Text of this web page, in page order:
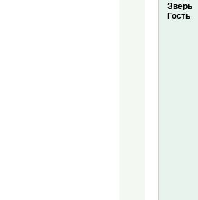
Зверь
Гость